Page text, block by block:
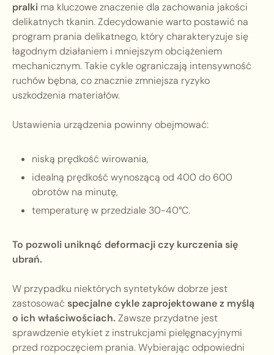
pralki ma kluczowe znaczenie dla zachowania jakości
delikatnych tkanin. Zdecydowanie warto postawić na
program prania delikatnego, który charakteryzuje się
łagodnym działaniem i mniejszym obciążeniem
mechanicznym. Takie cykle ograniczają intensywność
ruchów bębna, co znacznie zmniejsza ryzyko
uszkodzenia materiałów.
Ustawienia urządzenia powinny obejmować:
niską prędkość wirowania,
idealną prędkość wynoszącą od 400 do 600
obrotów na minutę,
temperaturę w przedziale 30-40°C.
To pozwoli uniknąć deformacji czy kurczenia się
ubrań.
W przypadku niektórych syntetyków dobrze jest
zastosować specjalne cykle zaprojektowane z myślą
o ich właściwościach. Zawsze przydatne jest
sprawdzenie etykiet z instrukcjami pielęgnacyjnymi
przed rozpoczęciem prania. Wybierając odpowiedni